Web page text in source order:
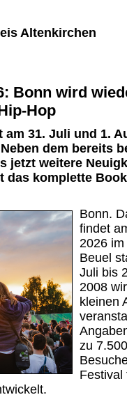
Altenkirchen
Bonn wird
Hop
31. Juli und 1.
dem bereits
jetzt weitere
das komplette
Bonn.
findet
2026
Beuel
Juli bis
2008
kleinen
zu
Festival